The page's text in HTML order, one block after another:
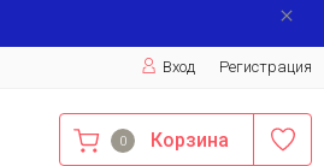
Вход Регистрация
0 Корзина